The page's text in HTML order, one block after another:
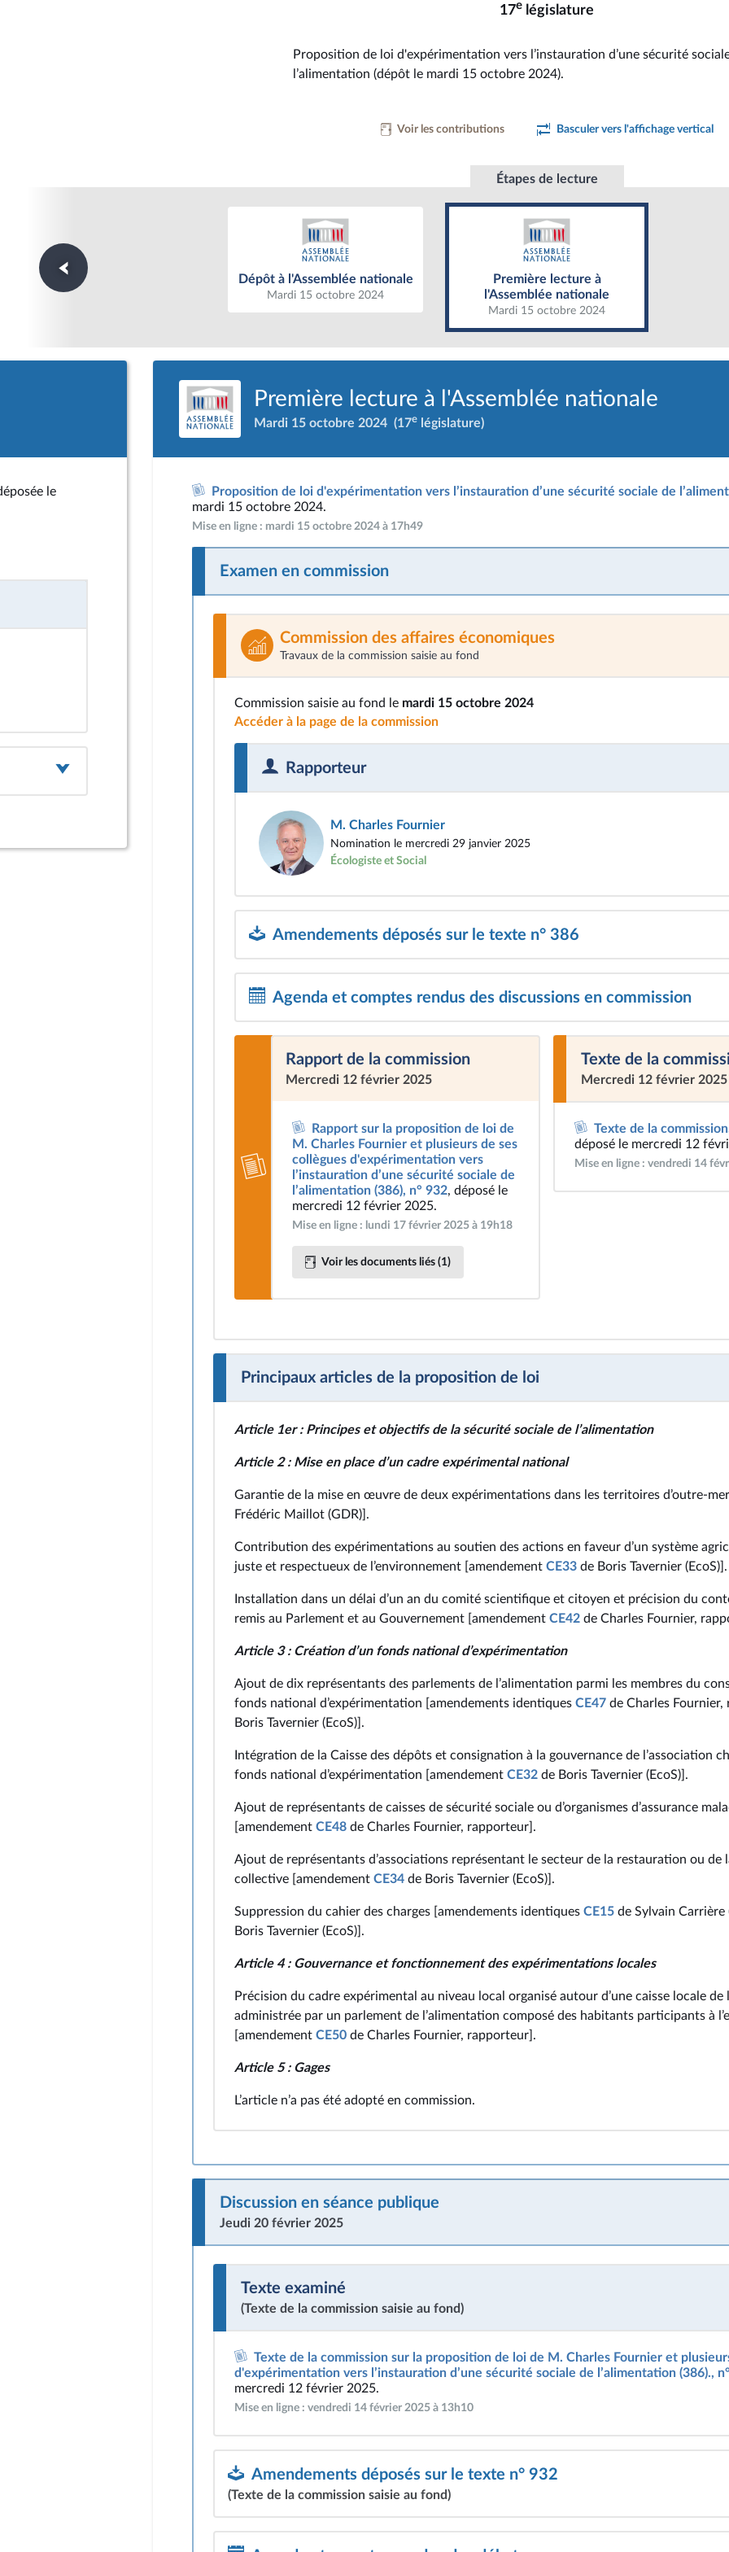
17e législature
Proposition de loi d'expérimentation vers l’instauration d’une sécurité
l’alimentation (dépôt le mardi 15 octobre 2024).
Voir les contributions Basculer vers l'affichage vertical
Étapes de lecture
Dépôt à l'Assemblée nationale
Mardi 15 octobre 2024
Dépôt à l'Assemblée nationale
Première lecture à
l'Assemblée nationale
Mardi 15 octobre 2024
Première lecture à l'Assemblée
nationale
le
Première lecture à l'Assemblée nationale
Mardi 15 octobre 2024 (17e législature)
Proposition de loi d'expérimentation vers l’instauration d’une sécurité sociale de
mardi 15 octobre 2024.
Mise en ligne : mardi 15 octobre 2024 à 17h49
Examen en commission
Commission des affaires économiques
Travaux de la commission saisie au fond
Commission saisie au fond le mardi 15 octobre 2024
Accéder à la page de la commission
Rapporteur
M. Charles Fournier
Nomination le mercredi 29 janvier 2025
Écologiste et Social
Amendements déposés sur le texte n° 386
Agenda et comptes rendus des discussions en commission
Rapport de la commission
Mercredi 12 février 2025
Rapport sur la proposition de loi de
M. Charles Fournier et plusieurs de ses
collègues d'expérimentation vers
l’instauration d’une sécurité sociale de
l’alimentation (386), n° 932, déposé le
mercredi 12 février 2025.
Mise en ligne : lundi 17 février 2025 à 19h18
Voir les documents liés (1)
Texte de la
Mercredi 12 février 2025
Texte de la
déposé le mercredi 12
Mise en ligne : vendredi 14
Principaux articles de la proposition de loi
Article 1er : Principes et objectifs de la sécurité sociale de l’alimentation
Article 2 : Mise en place d’un cadre expérimental national
Garantie de la mise en œuvre de deux expérimentations dans les territoires d’outre-
Frédéric Maillot (GDR)].
Contribution des expérimentations au soutien des actions en faveur d’un système
juste et respectueux de l’environnement [amendement CE33 de Boris Tavernier (EcoS)].
Installation dans un délai d’un an du comité scientifique et citoyen et précision du
remis au Parlement et au Gouvernement [amendement CE42 de Charles Fournier,
Article 3 : Création d’un fonds national d’expérimentation
Ajout de dix représentants des parlements de l’alimentation parmi les membres du
fonds national d’expérimentation [amendements identiques CE47 de Charles
Boris Tavernier (EcoS)].
Intégration de la Caisse des dépôts et consignation à la gouvernance de l’association
fonds national d’expérimentation [amendement CE32 de Boris Tavernier (EcoS)].
Ajout de représentants de caisses de sécurité sociale ou d’organismes d’assurance
[amendement CE48 de Charles Fournier, rapporteur].
Ajout de représentants d’associations représentant le secteur de la restauration ou de
collective [amendement CE34 de Boris Tavernier (EcoS)].
Suppression du cahier des charges [amendements identiques CE15 de Sylvain
Boris Tavernier (EcoS)].
Article 4 : Gouvernance et fonctionnement des expérimentations locales
Précision du cadre expérimental au niveau local organisé autour d’une caisse locale de
administrée par un parlement de l’alimentation composé des habitants participants à
[amendement CE50 de Charles Fournier, rapporteur].
Article 5 : Gages
L’article n’a pas été adopté en commission.
Discussion en séance publique
Jeudi 20 février 2025
Texte examiné
(Texte de la commission saisie au fond)
Texte de la commission sur la proposition de loi de M. Charles Fournier et
d'expérimentation vers l’instauration d’une sécurité sociale de l’alimentation (386).,
mercredi 12 février 2025.
Mise en ligne : vendredi 14 février 2025 à 13h10
Amendements déposés sur le texte n° 932
(Texte de la commission saisie au fond)